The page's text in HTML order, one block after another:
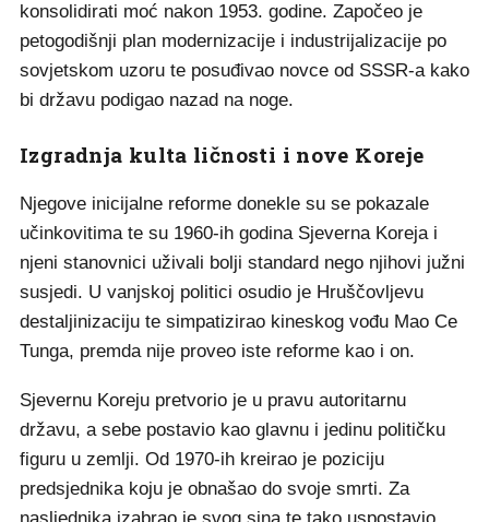
konsolidirati moć nakon 1953. godine. Započeo je
petogodišnji plan modernizacije i industrijalizacije po
sovjetskom uzoru te posuđivao novce od SSSR-a kako
bi državu podigao nazad na noge.
Izgradnja kulta ličnosti i nove Koreje
Njegove inicijalne reforme donekle su se pokazale
učinkovitima te su 1960-ih godina Sjeverna Koreja i
njeni stanovnici uživali bolji standard nego njihovi južni
susjedi. U vanjskoj politici osudio je Hruščovljevu
destaljinizaciju te simpatizirao kineskog vođu Mao Ce
Tunga, premda nije proveo iste reforme kao i on.
Sjevernu Koreju pretvorio je u pravu autoritarnu
državu, a sebe postavio kao glavnu i jedinu političku
figuru u zemlji. Od 1970-ih kreirao je poziciju
predsjednika koju je obnašao do svoje smrti. Za